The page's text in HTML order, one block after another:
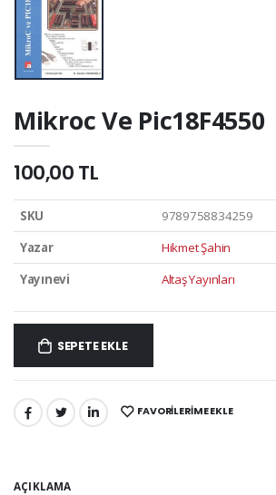
Mikroc Ve Pic18F4550
100,00 TL
SKU
9789758834259
Yazar
Hikmet Şahin
Yayınevi
Altaş Yayınları
SEPETE EKLE
PAYLAŞ: FAVORILERIME EKLE
AÇIKLAMA